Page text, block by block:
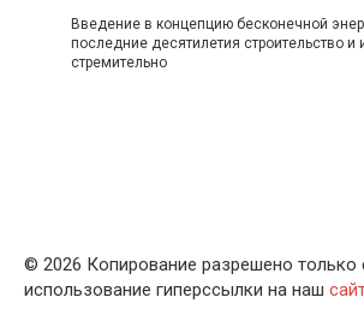
Введение в концепцию бесконечной
последние десятилетия строительство и
стремительно
© 2026 Копирование разрешено только
использование гиперссылки на наш